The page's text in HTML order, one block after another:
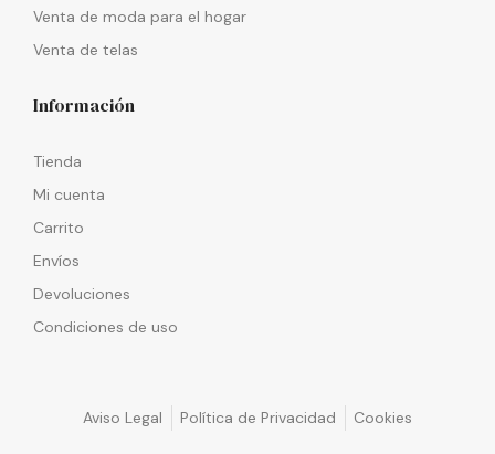
Venta de moda para el hogar
Venta de telas
Información
Tienda
Mi cuenta
Carrito
Envíos
Devoluciones
Condiciones de uso
Aviso Legal Política de Privacidad Cookies